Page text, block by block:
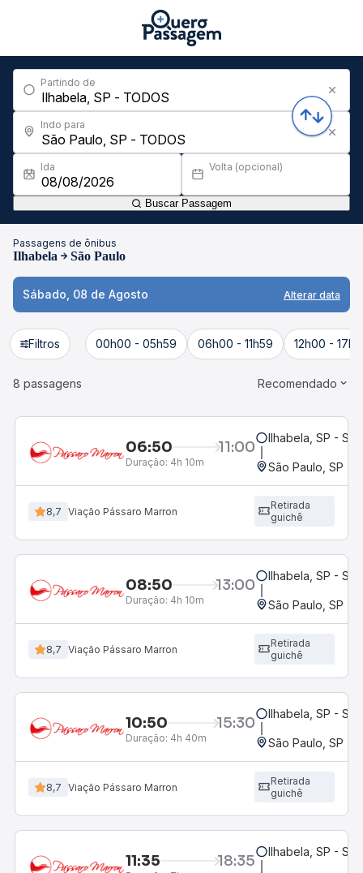
Partindo de
Indo para
Ida Volta (opcional)
Buscar Passagem
Passagens de ônibus
Ilhabela São Paulo
Sábado, 08 de Agosto Alterar data
Filtros 00h00 - 05h59 06h00 - 11h59 12h00 -
8 passagens Recomendado
06:50 11:00
Duração: 4h 10m
Ilhabela, SP -
São Paulo, SP -
8,7 Viação Pássaro Marron
Retirada
guichê
08:50 13:00
Duração: 4h 10m
Ilhabela, SP -
São Paulo, SP -
8,7 Viação Pássaro Marron
Retirada
guichê
10:50 15:30
Duração: 4h 40m
Ilhabela, SP -
São Paulo, SP -
8,7 Viação Pássaro Marron
Retirada
guichê
11:35 18:35 Ilhabela, SP -